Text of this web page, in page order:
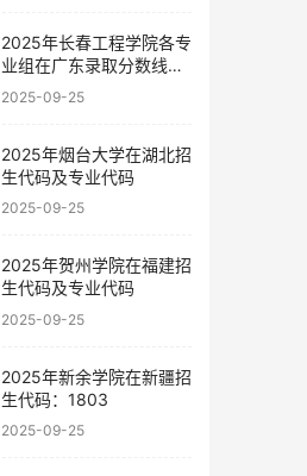
2025年长春工程学院各专
业组在广东录取分数线及
位次
2025-09-25
2025年烟台大学在湖北招
生代码及专业代码
2025-09-25
2025年贺州学院在福建招
生代码及专业代码
2025-09-25
2025年新余学院在新疆招
生代码：1803
2025-09-25